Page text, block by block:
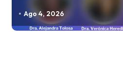
Ago 4, 2026